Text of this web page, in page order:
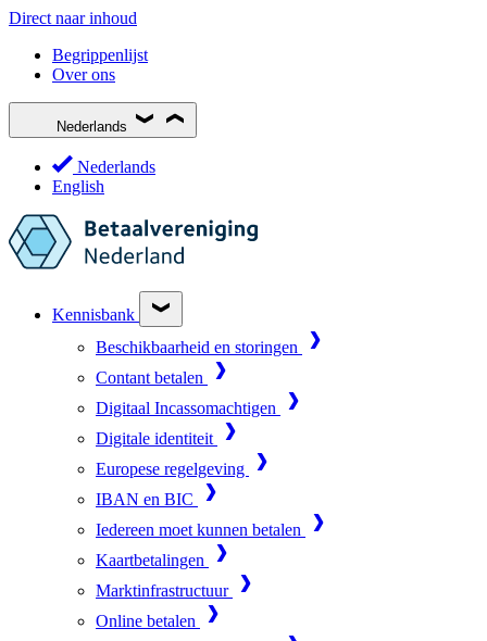
Direct naar inhoud
Begrippenlijst
Over ons
Nederlands
Nederlands
English
Kennisbank
Beschikbaarheid en storingen
Contant betalen
Digitaal Incassomachtigen
Digitale identiteit
Europese regelgeving
IBAN en BIC
Iedereen moet kunnen betalen
Kaartbetalingen
Marktinfrastructuur
Online betalen